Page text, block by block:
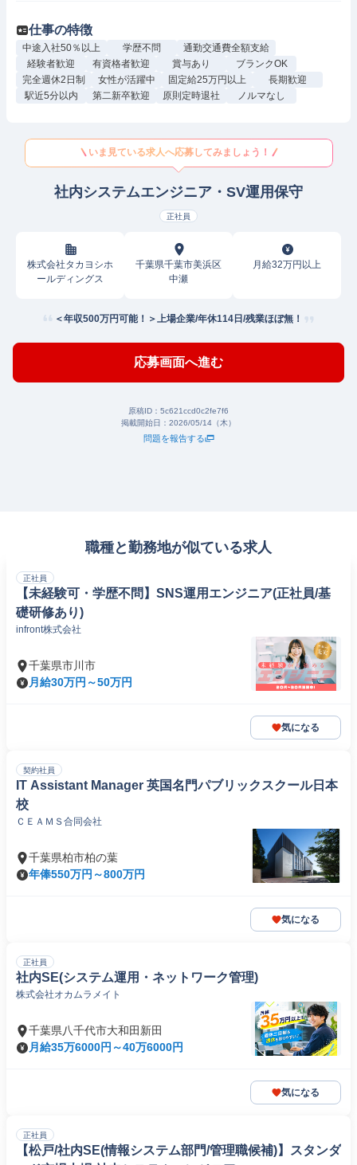
仕事の特徴
中途入社50％以上 学歴不問
通勤交通費全額支給
経験者歓迎
有資格者歓迎 賞与あり
ブランクOK
完全週休2日制
女性が活躍中 固定給25万円以上
長期歓迎
駅近5分以内
第二新卒歓迎 原則定時退社 ノルマなし
いま見ている求人へ応募してみましょう！
社内システムエンジニア・SV運用保守
正社員
株式会社タカヨシホ
ールディングス
千葉県千葉市美浜区
中瀬
月給32万円以上
＜年収500万円可能！＞上場企業/年休114日/残業ほぼ無！
応募画面へ進む
原稿ID： 5c621ccd0c2fe7f6
掲載開始日： 2026/05/14（木）
問題を報告する
職種と勤務地が似ている求人
正社員
【未経験可・学歴不問】SNS運用エンジニア(正社員/基
礎研修あり)
​infront株式会社
千葉県市川市
月給30万円～50万円
気になる
契約社員
IT Assistant Manager 英国名門パブリックスクール日本
校
ＣＥＡＭＳ合同会社
千葉県柏市柏の葉
年俸550万円～800万円
気になる
正社員
社内SE(システム運用・ネットワーク管理)
株式会社オカムラメイト
千葉県八千代市大和田新田
月給35万6000円～40万6000円
気になる
正社員
【松戸/社内SE(情報システム部門/管理職候補)】スタンダ